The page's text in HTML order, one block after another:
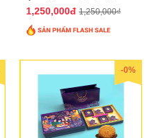
1,250,000đ 1,250,000₫
-0%